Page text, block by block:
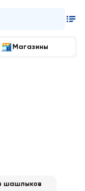
Магазины
шашлыков